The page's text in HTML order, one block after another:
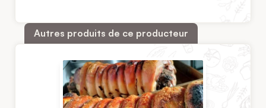
Autres produits de ce producteur